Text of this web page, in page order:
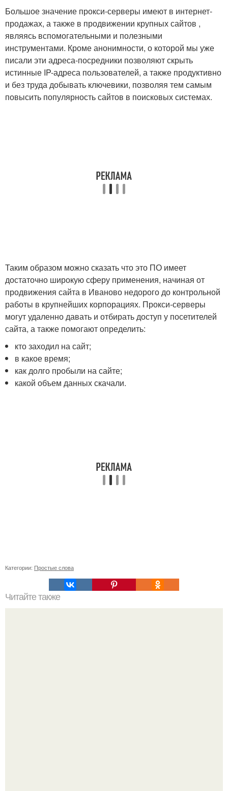
Большое значение прокси-серверы имеют в интернет-
продажах, а также в продвижении крупных сайтов ,
являясь вспомогательными и полезными
инструментами. Кроме анонимности, о которой мы уже
писали эти адреса-посредники позволяют скрыть
истинные IP-адреса пользователей, а также продуктивно
и без труда добывать ключевики, позволяя тем самым
повысить популярность сайтов в поисковых системах.
Таким образом можно сказать что это ПО имеет
достаточно широкую сферу применения, начиная от
продвижения сайта в Иваново недорого до контрольной
работы в крупнейших корпорациях. Прокси-серверы
могут удаленно давать и отбирать доступ у посетителей
сайта, а также помогают определить:
кто заходил на сайт;
в какое время;
как долго пробыли на сайте;
какой объем данных скачали.
Категории: Простые слова
Читайте также